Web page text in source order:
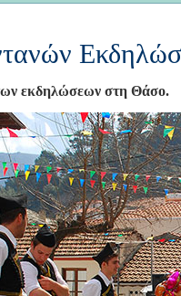
εκδηλώσεων στη Θάσο.